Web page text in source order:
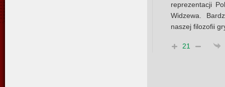
reprezentacji
Widzewa.
naszej filozofii
21